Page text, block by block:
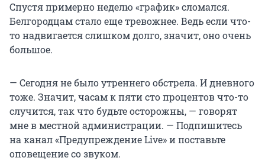
Спустя примерно неделю «график» сломался.
Белгородцам стало еще тревожнее. Ведь если что-
то надвигается слишком долго, значит, оно очень
большое.
— Сегодня не было утреннего обстрела. И дневного
тоже. Значит, часам к пяти сто процентов что-то
случится, так что будьте осторожны, — говорят
мне в местной администрации. — Подпишитесь
на канал «Предупреждение Live» и поставьте
оповещение со звуком.